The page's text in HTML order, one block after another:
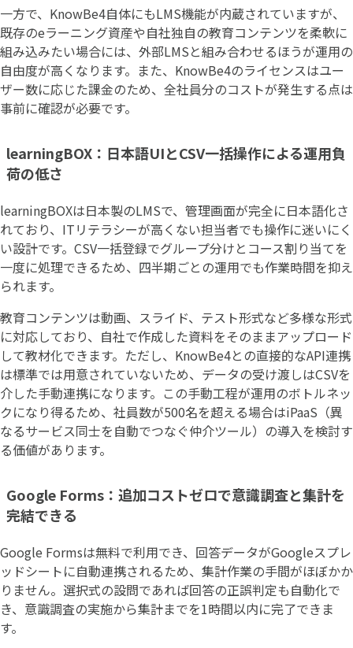
一方で、KnowBe4自体にもLMS機能が内蔵されていますが、
既存のeラーニング資産や自社独自の教育コンテンツを柔軟に
組み込みたい場合には、外部LMSと組み合わせるほうが運用の
自由度が高くなります。また、KnowBe4のライセンスはユー
ザー数に応じた課金のため、全社員分のコストが発生する点は
事前に確認が必要です。
learningBOX：日本語UIとCSV一括操作による運用負
荷の低さ
learningBOXは日本製のLMSで、管理画面が完全に日本語化さ
れており、ITリテラシーが高くない担当者でも操作に迷いにく
い設計です。CSV一括登録でグループ分けとコース割り当てを
一度に処理できるため、四半期ごとの運用でも作業時間を抑え
られます。
教育コンテンツは動画、スライド、テスト形式など多様な形式
に対応しており、自社で作成した資料をそのままアップロード
して教材化できます。ただし、KnowBe4との直接的なAPI連携
は標準では用意されていないため、データの受け渡しはCSVを
介した手動連携になります。この手動工程が運用のボトルネッ
クになり得るため、社員数が500名を超える場合はiPaaS（異
なるサービス同士を自動でつなぐ仲介ツール）の導入を検討す
る価値があります。
Google Forms：追加コストゼロで意識調査と集計を
完結できる
Google Formsは無料で利用でき、回答データがGoogleスプレ
ッドシートに自動連携されるため、集計作業の手間がほぼかか
りません。選択式の設問であれば回答の正誤判定も自動化で
き、意識調査の実施から集計までを1時間以内に完了できま
す。